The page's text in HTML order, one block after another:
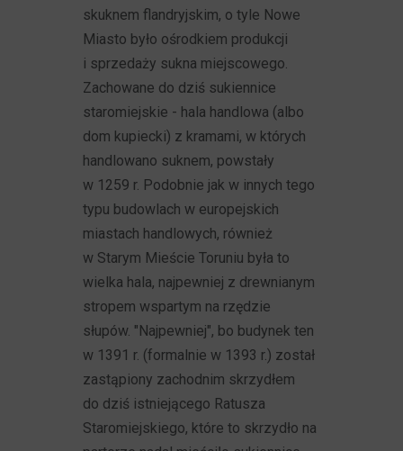
skuknem flandryjskim, o tyle Nowe
Miasto było ośrodkiem produkcji
i sprzedaży sukna miejscowego.
Zachowane do dziś sukiennice
staromiejskie - hala handlowa (albo
dom kupiecki) z kramami, w których
handlowano suknem, powstały
w 1259 r. Podobnie jak w innych tego
typu budowlach w europejskich
miastach handlowych, również
w Starym Mieście Toruniu była to
wielka hala, najpewniej z drewnianym
stropem wspartym na rzędzie
słupów. "Najpewniej", bo budynek ten
w 1391 r. (formalnie w 1393 r.) został
zastąpiony zachodnim skrzydłem
do dziś istniejącego Ratusza
Staromiejskiego, które to skrzydło na